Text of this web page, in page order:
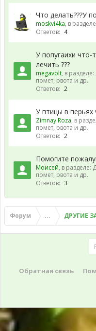
Что делать???У
moskvi4ka, в
Ответов: 4
У попугаихи что-
лечить ???
megavolt, в разделе:
помет, рвота и др.
Ответов: 2
У птицы в перьях
Zimnay Roza, в
помет, рвота и др.
Ответов: 2
Помогите
Моисей, в разделе:
помет, рвота и др.
Ответов: 3
Форум ... ДРУГИЕ
Обратная связь